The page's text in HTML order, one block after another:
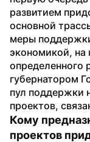
развитием
основной
меры
экономикой, на
определенного
губернатором
пул поддержки
проектов,
Кому
проектов